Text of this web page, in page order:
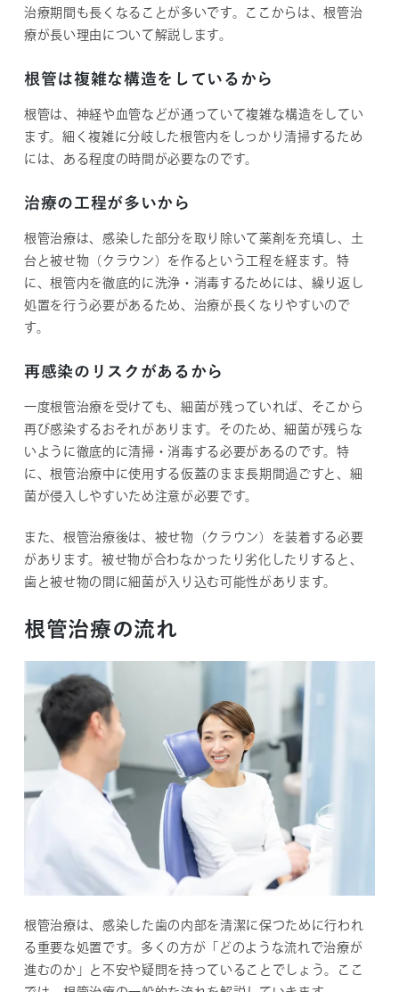
治療期間も長くなることが多いです。ここからは、根管治
療が長い理由について解説します。
根管は複雑な構造をしているから
根管は、神経や血管などが通っていて複雑な構造をしてい
ます。細く複雑に分岐した根管内をしっかり清掃するため
には、ある程度の時間が必要なのです。
治療の工程が多いから
根管治療は、感染した部分を取り除いて薬剤を充填し、土
台と被せ物（クラウン）を作るという工程を経ます。特
に、根管内を徹底的に洗浄・消毒するためには、繰り返し
処置を行う必要があるため、治療が長くなりやすいので
す。
再感染のリスクがあるから
一度根管治療を受けても、細菌が残っていれば、そこから
再び感染するおそれがあります。そのため、細菌が残らな
いように徹底的に清掃・消毒する必要があるのです。特
に、根管治療中に使用する仮蓋のまま長期間過ごすと、細
菌が侵入しやすいため注意が必要です。
また、根管治療後は、被せ物（クラウン）を装着する必要
があります。被せ物が合わなかったり劣化したりすると、
歯と被せ物の間に細菌が入り込む可能性があります。
根管治療の流れ
根管治療は、感染した歯の内部を清潔に保つために行われ
る重要な処置です。多くの方が「どのような流れで治療が
進むのか」と不安や疑問を持っていることでしょう。ここ